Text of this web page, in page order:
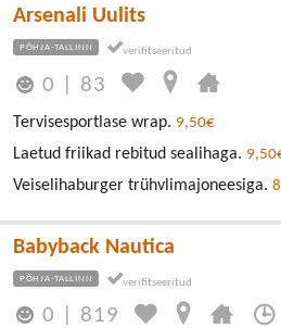
Arsenali Uulits
PÕHJA-TALLINN
0 83
Tervisesportlase wrap. 9,50€
Laetud friikad rebitud sealihaga.
Veiselihaburger trühvlimajoneesiga.
Babyback Nautica
PÕHJA-TALLINN
0 819